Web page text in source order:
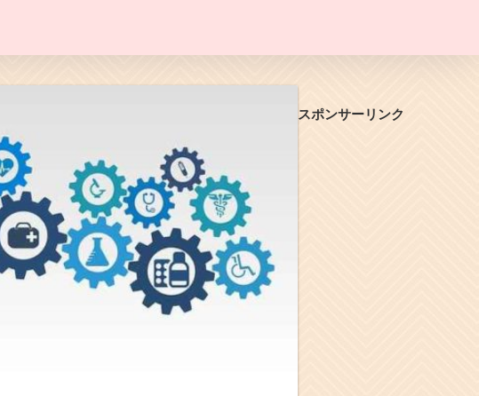
スポンサーリンク